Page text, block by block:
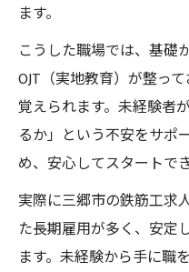
ます。
こうした職場では、基礎
OJT（実地教育）が整っ
覚えられます。未経験者
るか」という不安をサポ
め、安心してスタートで
実際に三郷市の鉄筋工求
た長期雇用が多く、安定
ます。未経験から手に職